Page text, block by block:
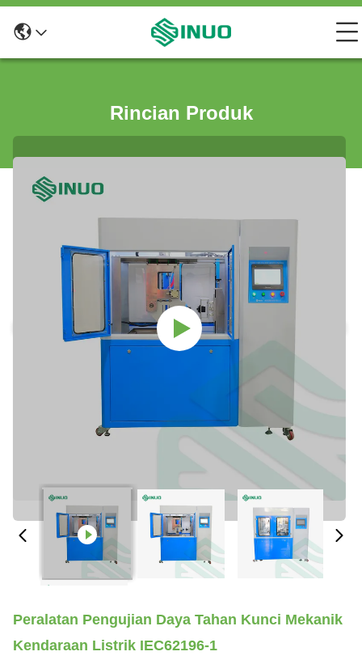
Rincian Produk
Peralatan Pengujian Daya Tahan Kunci Mekanik
Kendaraan Listrik IEC62196-1